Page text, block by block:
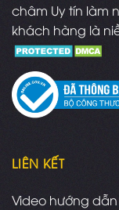
châm Uy tín làm
khách hàng là
LIÊN KẾT
Video hướng dẫn